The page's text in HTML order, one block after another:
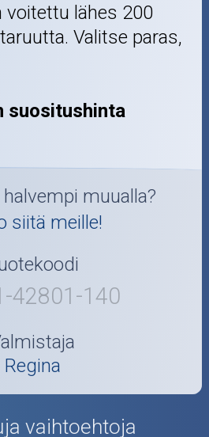
voitettu lähes 200
Valitse paras,
suositushinta
muualla?
siitä meille!
42801-140
Regina
vaihtoehtoja